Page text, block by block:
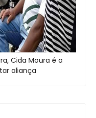
Cida Moura é a
aliança